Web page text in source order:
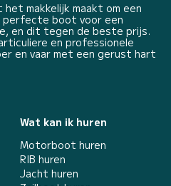
makkelijk maakt om een
perfecte boot voor een
en dit tegen de beste prijs.
en professionele
en vaar met een gerust hart
Wat kan ik huren
Motorboot huren
RIB huren
Jacht huren